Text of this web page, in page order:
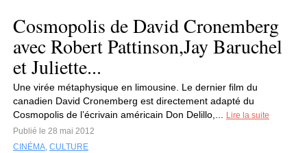
Cosmopolis de David Cronemberg
avec Robert Pattinson,Jay Baruchel
et Juliette...
Une virée métaphysique en limousine. Le dernier film du
canadien David Cronemberg est directement adapté du
Cosmopolis de l’écrivain américain Don Delillo,...
Lire la suite
Publié le 28 mai 2012
CINÉMA, CULTURE